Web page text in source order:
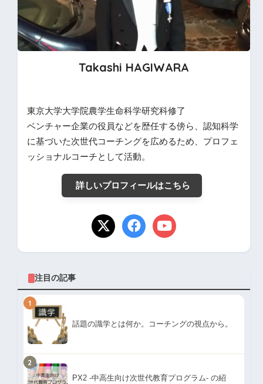
Takashi HAGIWARA
東京大学大学院農学生命科学研究科修了
ベンチャー企業の役員などを歴任する傍ら、認知科学
に基づいた次世代コーチングを広めるため、プロフェ
ッショナルコーチとして活動。
詳しいプロフィールはこちら
注目の記事
1
話題の識学とは何か。コーチングの視点から。
2
PX2 -中高生向け次世代教育プログラム- の紹